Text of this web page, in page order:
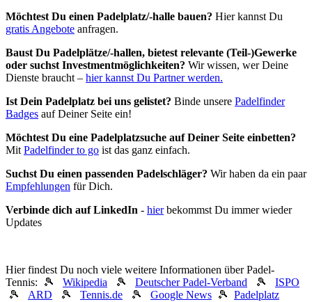
Möchtest Du einen Padelplatz/-halle bauen? Hier kannst Du
gratis Angebote anfragen.
Baust Du Padel­plätze/-hallen, bietest relevante (Teil-)Gewerke
oder suchst In­vest­ment­möglich­keiten? Wir wissen, wer Deine
Dienste braucht – hier kannst Du Partner werden.
Ist Dein Padelplatz bei uns gelistet? Binde unsere Padelfinder
Badges auf Deiner Seite ein!
Möchtest Du eine Padelplatzsuche auf Deiner Seite einbetten?
MitPadelfinder to go ist das ganz einfach.
Suchst Du einen passenden Padelschläger? Wir haben da ein paar
Empfehlungen für Dich.
Verbinde dich auf LinkedIn - hierbekommst Du immer wieder
Updates
Hier findest Du noch viele weitere Informationen über Padel-
Tennis: 🎾 Wikipedia 🎾 Deutscher Padel-Verband 🎾 ISPO
🎾 ARD 🎾 Tennis.de 🎾 Google News 🎾 Padelplatz